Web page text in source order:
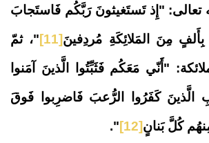
تعالى: " إِذ تَستَغيثونَ رَبَّكُم فَاستَجابَ
مِنَ المَلائِكَةِ مُردِفينَ[11]"، ثمّ
"أَنّي مَعَكُم فَثَبِّتُوا الَّذينَ آمَنوا
كَفَرُوا الرُّعبَ فَاضرِبوا فَوقَ
كُلَّ بَنانٍ[12]
".